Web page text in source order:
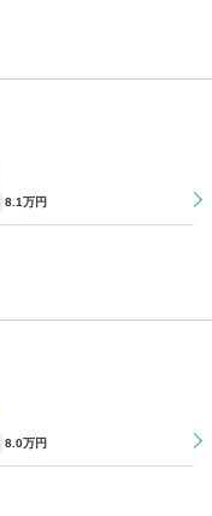
8 .1万円
8 .0万円